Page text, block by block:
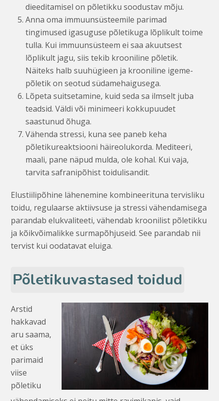
dieeditamisel on põletikku soodustav mõju.
Anna oma immuunsüsteemile parimad
tingimused igasuguse põletikuga lõplikult toime
tulla. Kui immuunsüsteem ei saa akuutsest
lõplikult jagu, siis tekib krooniline põletik.
Näiteks halb suuhügieen ja krooniline igeme­
põletik on seotud südamehaigusega.
Lõpeta suitsetamine, kuid seda sa ilmselt juba
teadsid. Väldi või minimeeri kokkupuudet
saastunud õhuga.
Vähenda stressi, kuna see paneb keha
põletikureaktsiooni häireolukorda. Mediteeri,
maali, pane näpud mulda, ole kohal. Kui vaja,
tarvita safranipõhist toidulisandit.
Elustiilipõhine lähenemine kombineerituna tervisliku
toidu, regulaarse aktiivsuse ja stressi vähendamisega
parandab elukvaliteeti, vähendab kroonilist põletikku
ja kõikvõimalikke surmapõhjuseid. See parandab nii
tervist kui oodatavat eluiga.
Põletikuvastased toidud
Arstid
hakkavad
aru saama,
et üks
parimaid
viise
põletiku